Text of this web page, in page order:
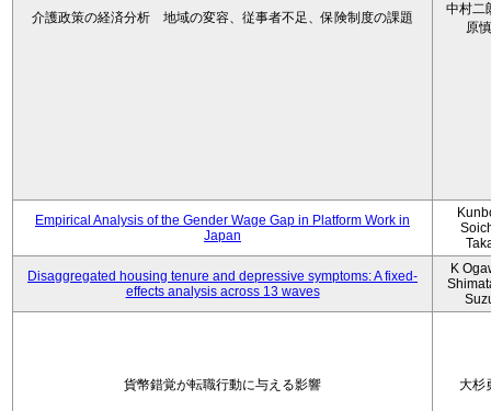
介護政策の経済分析 地域の変容、従事者不足、保険制度の課題
中村二
原
Empirical Analysis of the Gender Wage Gap in Platform Work in
Japan
Disaggregated housing tenure and depressive symptoms: A fixed-
effects analysis across 13 waves
K
貨幣錯覚が転職行動に与える影響 大杉